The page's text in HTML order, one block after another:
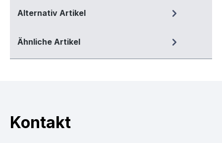
Alternativ Artikel
Ähnliche Artikel
Kontakt